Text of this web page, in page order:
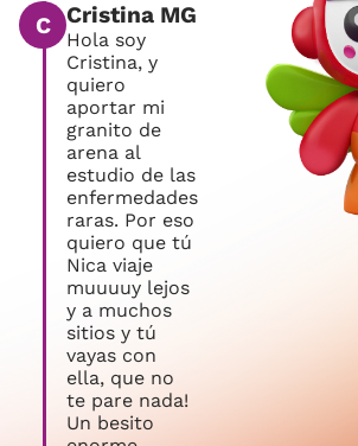
C Cristina MG
Hola soy
Cristina, y
quiero
aportar mi
granito de
arena al
estudio de las
enfermedades
raras. Por eso
quiero que tú
Nica viaje
muuuuy lejos
y a muchos
sitios y tú
vayas con
ella, que no
te pare nada!
Un besito